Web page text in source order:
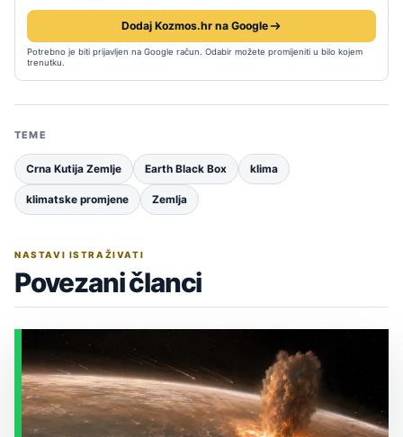
Dodaj Kozmos.hr na Google
Potrebno je biti prijavljen na Google račun. Odabir možete promijeniti u bilo kojem
trenutku.
TEME
Crna Kutija Zemlje Earth Black Box klima
klimatske promjene Zemlja
NASTAVI ISTRAŽIVATI
Povezani članci